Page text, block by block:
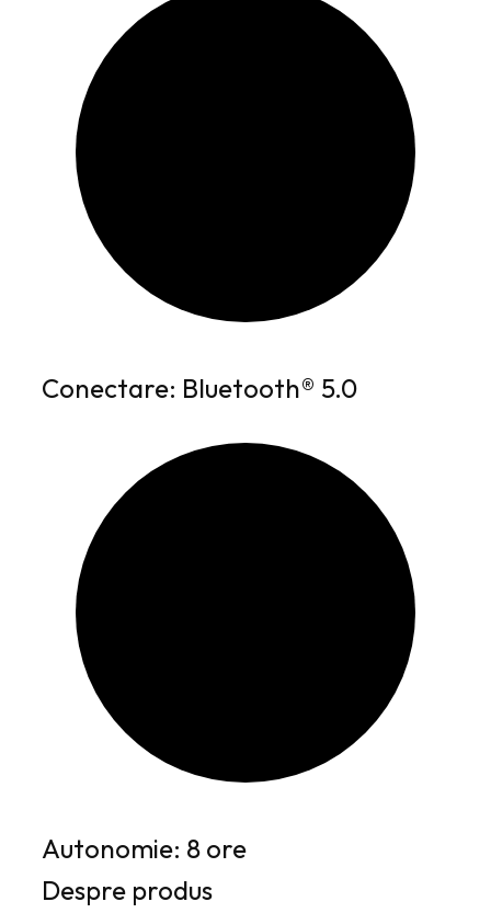
Conectare: Bluetooth® 5.0
Autonomie: 8 ore
Despre produs